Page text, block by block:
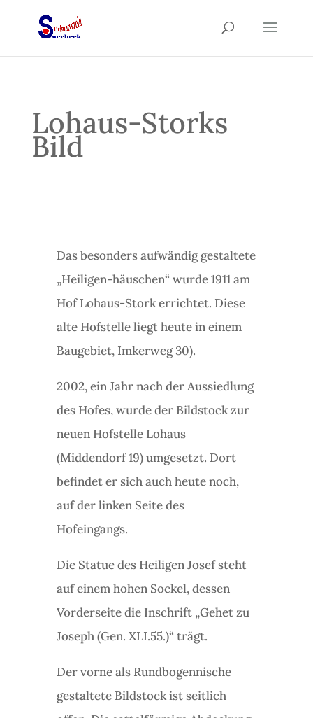
Lohaus-Storks
Bild
Das besonders aufwändig gestaltete
„Heiligen-häuschen“ wurde 1911 am
Hof Lohaus-Stork errichtet. Diese
alte Hofstelle liegt heute in einem
Baugebiet, Imkerweg 30).
2002, ein Jahr nach der Aussiedlung
des Hofes, wurde der Bildstock zur
neuen Hofstelle Lohaus
(Middendorf 19) umgesetzt. Dort
befindet er sich auch heute noch,
auf der linken Seite des
Hofeingangs.
Die Statue des Heiligen Josef steht
auf einem hohen Sockel, dessen
Vorderseite die Inschrift „Gehet zu
Joseph (Gen. XLI.55.)“ trägt.
Der vorne als Rundbogennische
gestaltete Bildstock ist seitlich